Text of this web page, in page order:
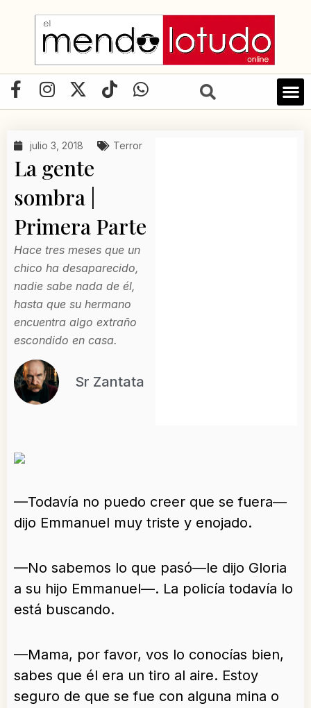
contenido
F
a
e
b
o
o
k
-
f
I
n
t
g
r
a
m
X
-
w
i
t
t
e
r
T
i
t
W
h
t
julio 3, 2018 Terror
La gente
sombra |
Primera Parte
Hace tres meses que un
chico ha desaparecido,
nadie sabe nada de él,
hasta que su hermano
encuentra algo extraño
escondido en casa.
Sr Zantata
—Todavía no puedo creer que se fuera—
dijo Emmanuel muy triste y enojado.
—No sabemos lo que pasó—le dijo Gloria
a su hijo Emmanuel—. La policía todavía lo
está buscando.
—Mama, por favor, vos lo conocías bien,
sabes que él era un tiro al aire. Estoy
seguro de que se fue con alguna mina o